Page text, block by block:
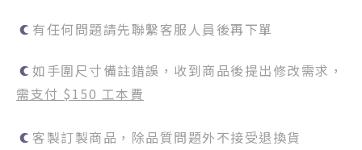
有任何問題請先聯繫客服人員後再下單
如手圍尺寸備註錯誤，收到商品後提出修改需求，
需支付 $150 工本費
客製訂製商品，除品質問題外不接受退換貨